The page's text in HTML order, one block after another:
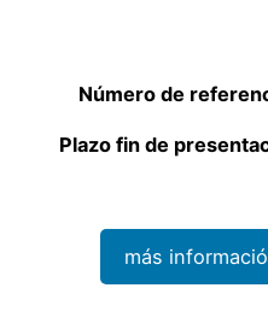
Número de
Plazo fin de
más